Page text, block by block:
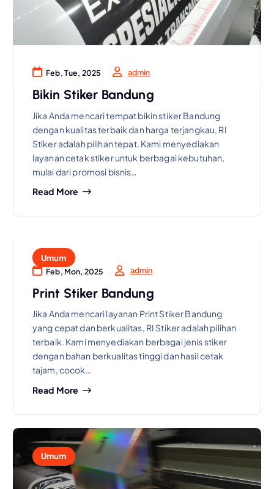
Feb, Tue, 2025 admin
Bikin Stiker Bandung
Jika Anda mencari tempat bikin stiker Bandung
dengan kualitas terbaik dan harga terjangkau, RI
Stiker adalah pilihan tepat. Kami menyediakan
layanan cetak stiker untuk berbagai kebutuhan,
mulai dari promosi bisnis…
Read More
Umum
Feb, Mon, 2025 admin
Print Stiker Bandung
Jika Anda mencari layanan Print Stiker Bandung
yang cepat dan berkualitas, RI Stiker adalah pilihan
terbaik. Kami menyediakan berbagai jenis stiker
dengan bahan berkualitas tinggi dan hasil cetak
tajam, cocok…
Read More
Umum